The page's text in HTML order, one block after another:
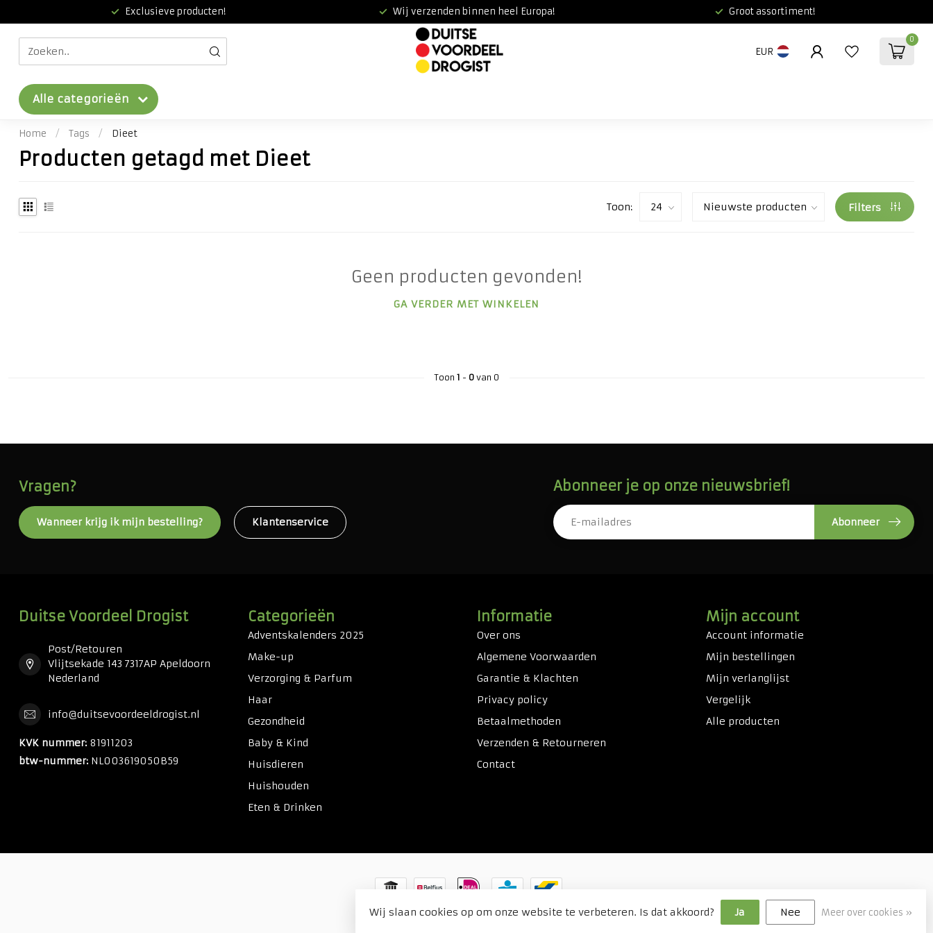
Exclusieve producten! Wij verzenden binnen heel Europa! Groot assortiment!
EUR
0
Alle categorieën
Home / Tags / Dieet
Producten getagd met Dieet
Toon: Filters
Geen producten gevonden!
GA VERDER MET WINKELEN
Toon 1 - 0van 0
Vragen?
Wanneer krijg ik mijn bestelling? Klantenservice
Abonneer je op onze nieuwsbrief!
Abonneer
Duitse Voordeel Drogist
Post/Retouren
Vlijtsekade 143 7317AP Apeldoorn
Nederland
info@duitsevoordeeldrogist.nl
KVK nummer: 81911203
btw-nummer: NL003619050B59
Categorieën
Adventskalenders 2025
Make-up
Verzorging & Parfum
Haar
Gezondheid
Baby & Kind
Huisdieren
Huishouden
Eten & Drinken
Informatie
Over ons
Algemene Voorwaarden
Garantie & Klachten
Privacy policy
Betaalmethoden
Verzenden & Retourneren
Contact
Mijn account
Account informatie
Mijn bestellingen
Mijn verlanglijst
Vergelijk
Alle producten
© Copyright 2026 Duitse Voordeel Drogist
Wij slaan cookies op om onze website te verbeteren. Is dat akkoord? Ja Nee Meer over cookies »